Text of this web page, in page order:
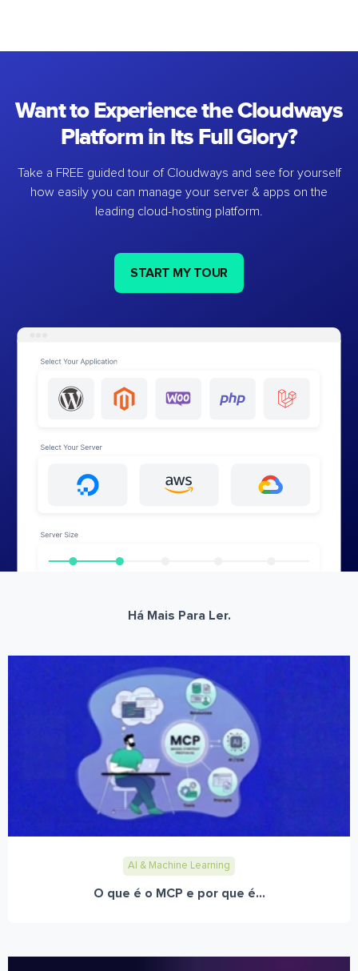
Want to Experience the Cloudways
Platform in Its Full Glory?
Take a FREE guided tour of Cloudways and see for yourself
how easily you can manage your server & apps on the
leading cloud-hosting platform.
START MY TOUR
Há Mais Para Ler.
AI & Machine Learning
O que é o MCP e por que é...